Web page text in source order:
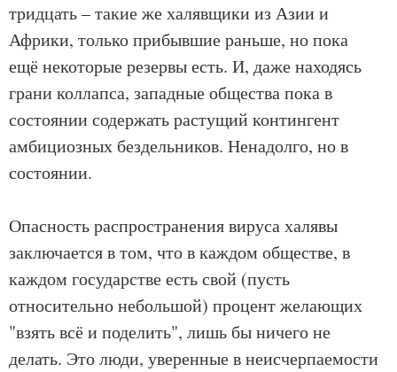
тридцать – такие же халявщики из Азии и
Африки, только прибывшие раньше, но пока
ещё некоторые резервы есть. И, даже находясь
грани коллапса, западные общества пока в
состоянии содержать растущий контингент
амбициозных бездельников. Ненадолго, но в
состоянии.
Опасность распространения вируса халявы
заключается в том, что в каждом обществе, в
каждом государстве есть свой (пусть
относительно небольшой) процент желающих
"взять всё и поделить", лишь бы ничего не
делать. Это люди, уверенные в неисчерпаемости